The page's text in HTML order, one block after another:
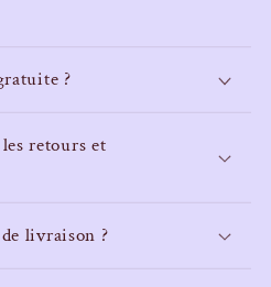
?
retours et
livraison ?